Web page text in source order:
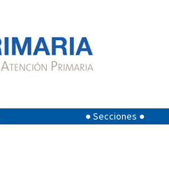
● Secciones ●